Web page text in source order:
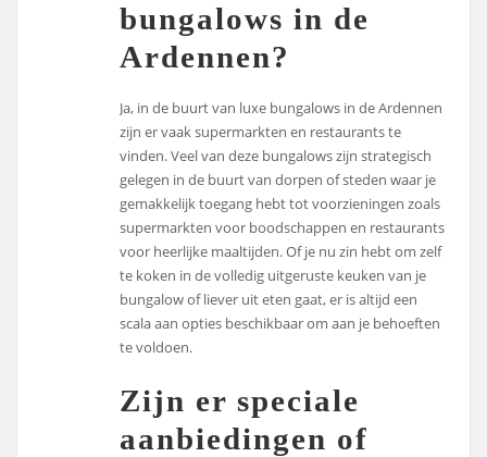
bungalows in de
Ardennen?
Ja, in de buurt van luxe bungalows in de Ardennen
zijn er vaak supermarkten en restaurants te
vinden. Veel van deze bungalows zijn strategisch
gelegen in de buurt van dorpen of steden waar je
gemakkelijk toegang hebt tot voorzieningen zoals
supermarkten voor boodschappen en restaurants
voor heerlijke maaltijden. Of je nu zin hebt om zelf
te koken in de volledig uitgeruste keuken van je
bungalow of liever uit eten gaat, er is altijd een
scala aan opties beschikbaar om aan je behoeften
te voldoen.
Zijn er speciale
aanbiedingen of